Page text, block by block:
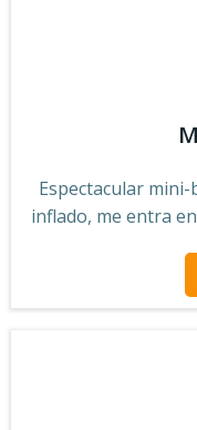
Espectacular
inflado, me entra